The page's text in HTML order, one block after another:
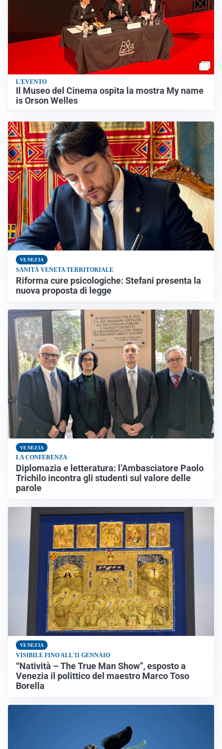
L'EVENTO
Il Museo del Cinema ospita la mostra My name
is Orson Welles
VENEZIA
SANITÀ VENETA TERRITORIALE
Riforma cure psicologiche: Stefani presenta la
nuova proposta di legge
VENEZIA
LA CONFERENZA
Diplomazia e letteratura: l’Ambasciatore Paolo
Trichilo incontra gli studenti sul valore delle
parole
VENEZIA
VISIBILE FINO ALL'11 GENNAIO
“Natività – The True Man Show”, esposto a
Venezia il polittico del maestro Marco Toso
Borella